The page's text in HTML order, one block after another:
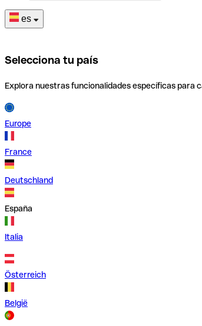
es
Selecciona tu país
Explora nuestras funcionalidades específicas para
Europe
France
Deutschland
España
Italia
Österreich
België